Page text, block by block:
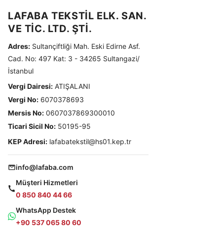
LAFABA TEKSTİL ELK. SAN.
VE TİC. LTD. ŞTİ.
Adres: Sultançiftliği Mah. Eski Edirne Asf.
Cad. No: 497 Kat: 3 - 34265 Sultangazi/
İstanbul
Vergi Dairesi: ATIŞALANI
Vergi No: 6070378693
Mersis No: 0607037869300010
Ticari Sicil No: 50195-95
KEP Adresi: lafabatekstil@hs01.kep.tr
info@lafaba.com
Müşteri Hizmetleri
0 850 840 44 66
WhatsApp Destek
+90 537 065 80 60